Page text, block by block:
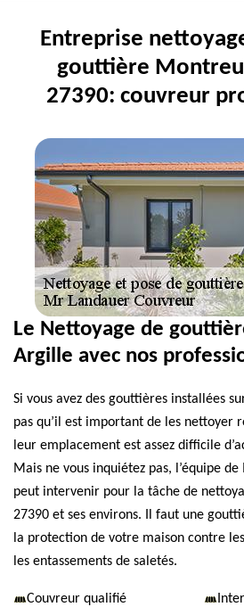
Entreprise
gouttière
27390: couvreur
Le Nettoyage de
Argille avec nos
Si vous avez des gouttières installées
pas qu’il est important de les nettoyer
leur emplacement est assez difficile
Mais ne vous inquiétez pas, l’équipe
peut intervenir pour la tâche de
27390 et ses environs. Il faut une
la protection de votre maison contre
les entassements de saletés.
Couvreur qualifié